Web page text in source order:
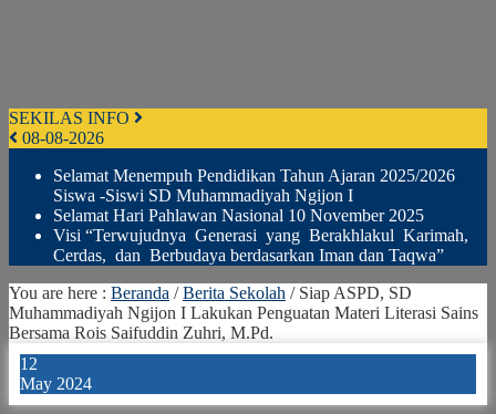
SEKILAS INFO
08-08-2026
Selamat Menempuh Pendidikan Tahun Ajaran 2025/2026
Siswa -Siswi SD Muhammadiyah Ngijon I
Selamat Hari Pahlawan Nasional 10 November 2025
Visi “Terwujudnya Generasi yang Berakhlakul Karimah,
Cerdas, dan Berbudaya berdasarkan Iman dan Taqwa”
You are here : Beranda /Berita Sekolah / Siap ASPD, SD
Muhammadiyah Ngijon I Lakukan Penguatan Materi Literasi Sains
Bersama Rois Saifuddin Zuhri, M.Pd.
12
May 2024